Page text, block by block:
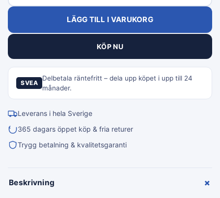
LÄGG TILL I VARUKORG
KÖP NU
SVEA
Delbetala räntefritt – dela upp köpet i upp till 24
månader.
Leverans i hela Sverige
365 dagars öppet köp & fria returer
Trygg betalning & kvalitetsgaranti
Beskrivning +